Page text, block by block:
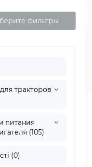
фильтры
тракторов
питания
(105)
(0)